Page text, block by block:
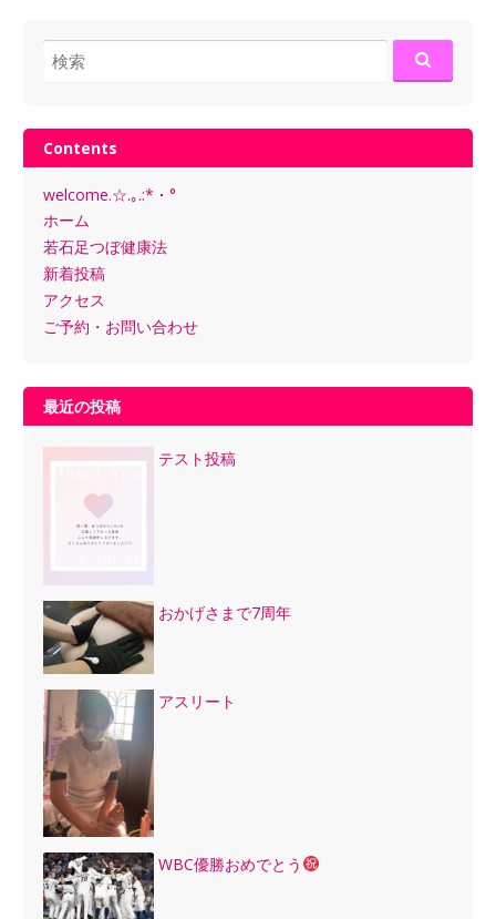
検
索:
Contents
welcome.☆.｡.:*・°
ホーム
若石足つぼ健康法
新着投稿
アクセス
ご予約・お問い合わせ
最近の投稿
テスト投稿
おかげさまで7周年
アスリート
WBC優勝おめでとう